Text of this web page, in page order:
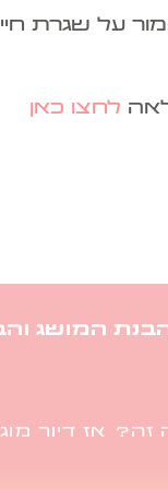
על שגרת
לחצו כאן
המושג
זה? אז דיור